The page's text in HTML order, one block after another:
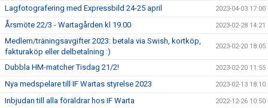
Lagfotografering med Expressbild 24-25 april 2023-04-03 17:00
Årsmöte 22/3 - Wartagården kl 19.00 2023-02-28 14:21
Medlem/träningsavgifter 2023: betala via Swish, kortköp,
fakturaköp eller delbetalning :)
2023-02-20 18:05
Dubbla HM-matcher Tisdag 21/2! 2023-02-20 11:55
Nya medspelare till IF Wartas styrelse 2023 2023-02-13 18:10
Inbjudan till alla föräldrar hos IF Warta 2022-12-26 10:50